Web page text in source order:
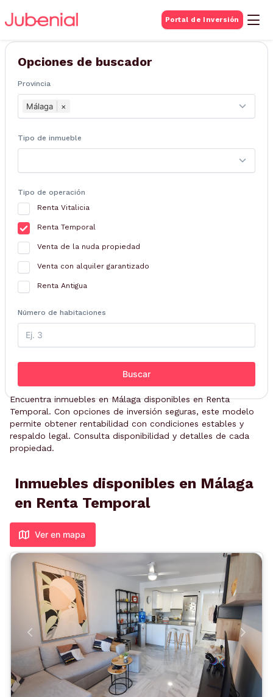
Portal de Inversión
BUSQUEDA DE
Inmuebles
Opciones de buscador
Provincia
Málaga ×
Tipo de inmueble
Tipo de operación
Renta Vitalicia
Renta Temporal
Venta de la nuda propiedad
Venta con alquiler garantizado
Renta Antigua
Número de habitaciones
Buscar
Encuentra inmuebles en Málaga disponibles en Renta
Temporal. Con opciones de inversión seguras, este modelo
permite obtener rentabilidad con condiciones estables y
respaldo legal. Consulta disponibilidad y detalles de cada
propiedad.
Inmuebles disponibles en Málaga
en Renta Temporal
Ver en mapa
Anterior